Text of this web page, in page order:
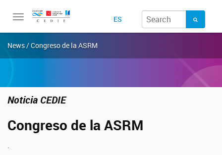
Toggle
ES
News / Congreso de la ASRM
Noticia CEDIE
Congreso de la ASRM
.